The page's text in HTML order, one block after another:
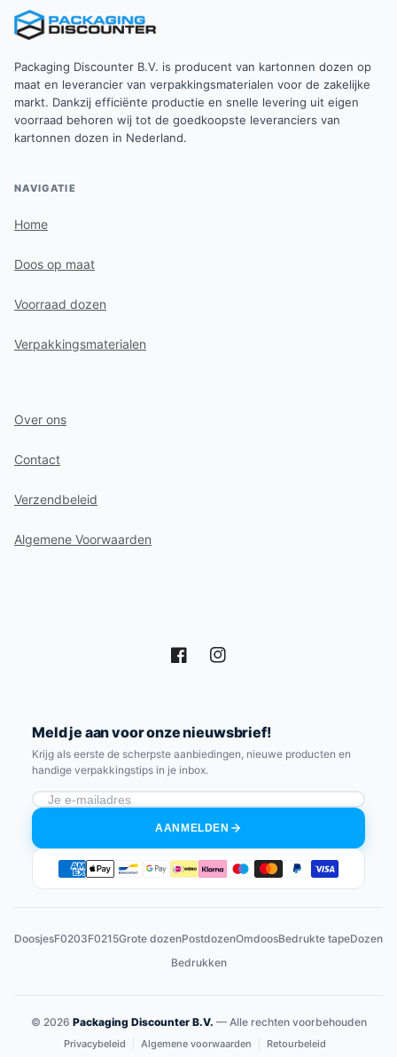
Packaging Discounter B.V. is producent van kartonnen dozen op
maat en leverancier van verpakkingsmaterialen voor de zakelijke
markt. Dankzij efficiënte productie en snelle levering uit eigen
voorraad behoren wij tot de goedkoopste leveranciers van
kartonnen dozen in Nederland.
NAVIGATIE
Home
Doos op maat
Voorraad dozen
Verpakkingsmaterialen
Over ons
Contact
Verzendbeleid
Algemene Voorwaarden
FacebookInstagram
Meld je aan voor onze nieuwsbrief!
Krijg als eerste de scherpste aanbiedingen, nieuwe producten en
handige verpakkingstips in je inbox.
AANMELDEN
Betaalmethoden
DoosjesF0203F0215Grote dozenPostdozenOmdoosBedrukte tapeDozen
Bedrukken
© 2026 Packaging Discounter B.V. — Alle rechten voorbehouden
Privacybeleid Algemene voorwaarden Retourbeleid